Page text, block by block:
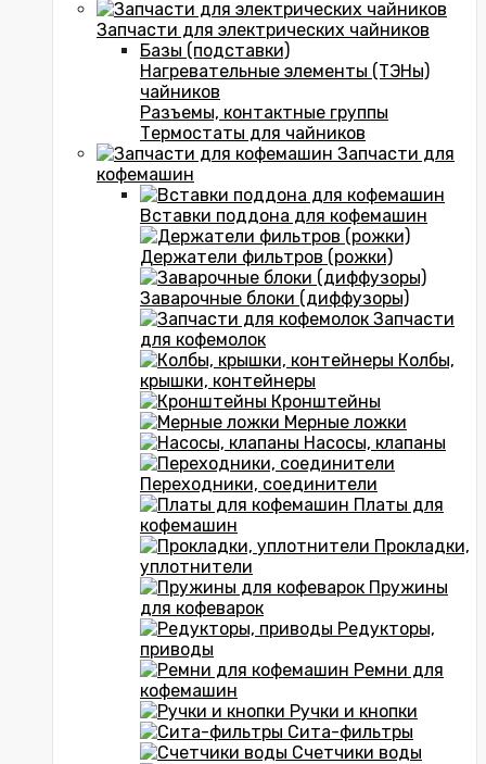
Запчасти для электрических чайников
Базы (подставки)
Нагревательные элементы (ТЭНы)
чайников
Разъемы, контактные группы
Термостаты для чайников
Запчасти для
кофемашин
Вставки поддона для кофемашин
Держатели фильтров (рожки)
Заварочные блоки (диффузоры)
Запчасти
для кофемолок
Колбы,
крышки, контейнеры
Кронштейны
Мерные ложки
Насосы, клапаны
Переходники, соединители
Платы для
кофемашин
Прокладки,
уплотнители
Пружины
для кофеварок
Редукторы,
приводы
Ремни для
кофемашин
Ручки и кнопки
Сита-фильтры
Счетчики воды